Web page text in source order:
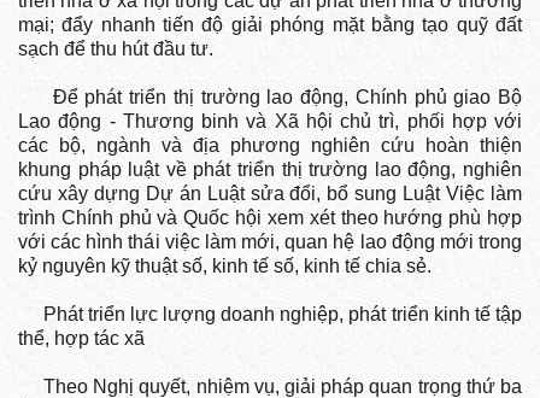
mại; đẩy nhanh tiến độ giải phóng mặt bằng tạo quỹ đất
sạch để thu hút đầu tư.
Để phát triển thị trường lao động, Chính phủ giao Bộ
Lao động - Thương binh và Xã hội chủ trì, phối hợp với
các bộ, ngành và địa phương nghiên cứu hoàn thiện
khung pháp luật về phát triển thị trường lao động, nghiên
cứu xây dựng Dự án Luật sửa đổi, bổ sung Luật Việc làm
trình Chính phủ và Quốc hội xem xét theo hướng phù hợp
với các hình thái việc làm mới, quan hệ lao động mới trong
kỷ nguyên kỹ thuật số, kinh tế số, kinh tế chia sẻ.
Phát triển lực lượng doanh nghiệp, phát triển kinh tế tập
thể, hợp tác xã
Theo Nghị quyết, nhiệm vụ, giải pháp quan trọng thứ ba